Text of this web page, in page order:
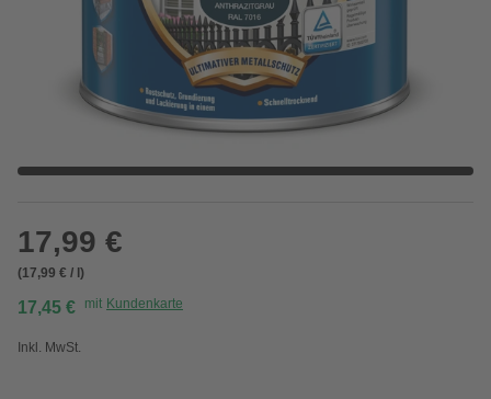
17,99 €
(17,99 € / l)
17,45 € mit Kundenkarte
Inkl. MwSt.